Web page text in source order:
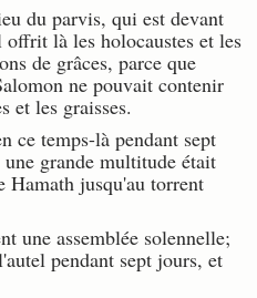
du parvis, qui est devant
là les holocaustes et les
de grâces, parce que
ne pouvait contenir
et les graisses.
ce temps-là pendant sept
grande multitude était
Hamath jusqu'au torrent
une assemblée solennelle;
pendant sept jours, et